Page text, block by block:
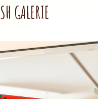
GALERIE